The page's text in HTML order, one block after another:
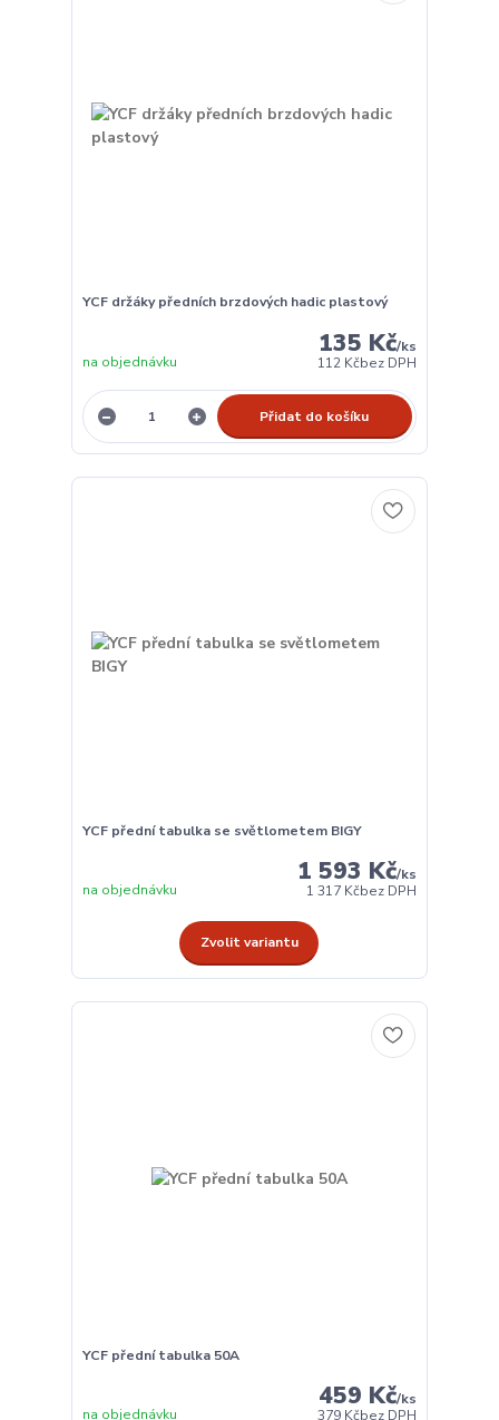
YCF držáky předních brzdových hadic plastový
135 Kč/ks
112 Kčbez DPH
na objednávku
Přidat do košíku
YCF přední tabulka se světlometem BIGY
1 593 Kč/ks
1 317 Kčbez DPH
na objednávku
Zvolit variantu
YCF přední tabulka 50A
459 Kč/ks
379 Kčbez DPH
na objednávku